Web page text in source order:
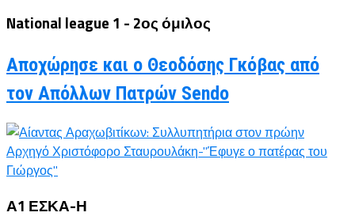
National league 1 - 2ος όμιλος
Αποχώρησε και ο Θεοδόσης Γκόβας από
τον Απόλλων Πατρών Sendo
Α1 ΕΣΚΑ-Η